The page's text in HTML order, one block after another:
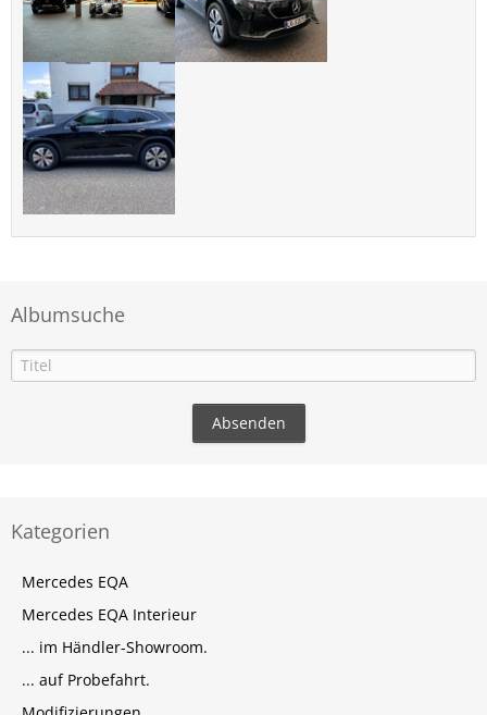
Albumsuche
Kategorien
Mercedes EQA
Mercedes EQA Interieur
... im Händler-Showroom.
... auf Probefahrt.